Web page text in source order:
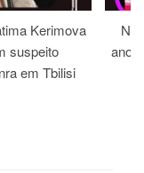
Kerimova
suspeito
em Tbilisi
anos